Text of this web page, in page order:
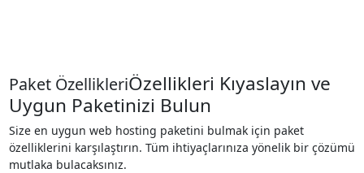
Paket ÖzellikleriÖzellikleri Kıyaslayın ve
Uygun Paketinizi Bulun
Size en uygun web hosting paketini bulmak için paket
özelliklerini karşılaştırın. Tüm ihtiyaçlarınıza yönelik bir çözümü
mutlaka bulacaksınız.